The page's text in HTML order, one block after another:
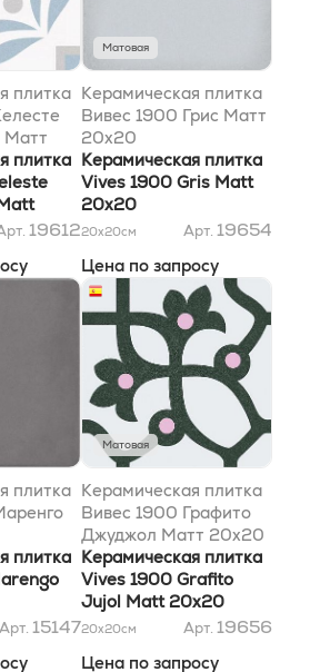
плитка
Матт
плитка
19612
Матовая
Керамическая плитка
Вивес 1900 Грис Матт
20x20
Керамическая плитка
Vives 1900 Gris Matt
20x20
20x20см Арт. 19654
Цена по запросу
плитка
плитка
Арт. 15147
Матовая
Керамическая плитка
Вивес 1900 Графито
Джуджол Матт 20x20
Керамическая плитка
Vives 1900 Grafito
Jujol Matt 20x20
20x20см Арт. 19656
Цена по запросу